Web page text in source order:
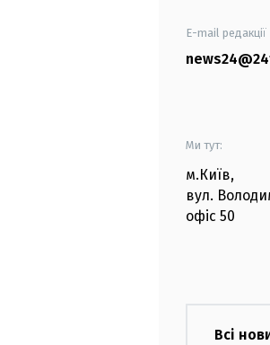
E-mail редакції
Ми тут:
м.Київ,
вул.
офіс 50
Всі